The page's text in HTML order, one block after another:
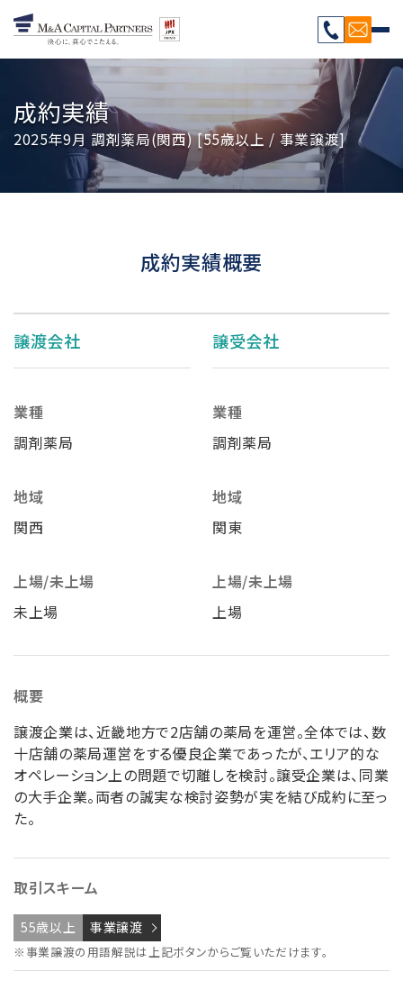
成約実績
2025年9月 調剤薬局(関西) [55歳以上 / 事業譲渡]
成約実績概要
譲渡会社
業種
調剤薬局
地域
関西
上場/未上場
未上場
譲受会社
業種
調剤薬局
地域
関東
上場/未上場
上場
概要
譲渡企業は、近畿地方で2店舗の薬局を運営。全体では、数
十店舗の薬局運営をする優良企業であったが、エリア的な
オペレーション上の問題で切離しを検討。譲受企業は、同業
の大手企業。両者の誠実な検討姿勢が実を結び成約に至っ
た。
取引スキーム
55歳以上 事業譲渡
※事業譲渡の用語解説は上記ボタンからご覧いただけます。